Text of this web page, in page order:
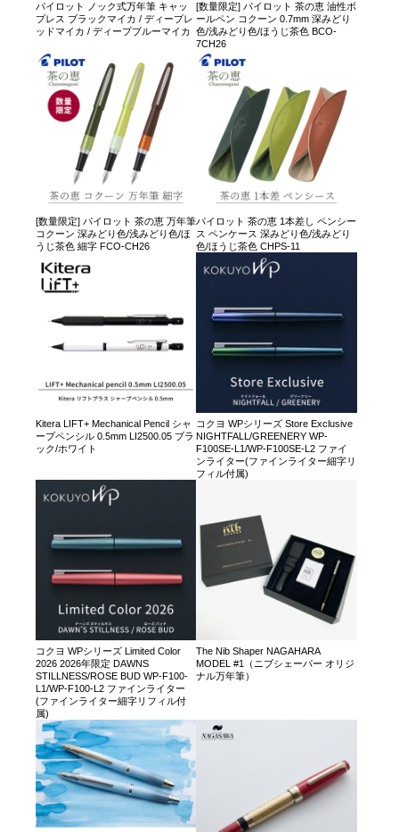
パイロット ノック式万年筆 キャッ
プレス ブラックマイカ / ディープレ
ッドマイカ / ディープブルーマイカ
[数量限定] パイロット 茶の恵 油性ボ
ールペン コクーン 0.7mm 深みどり
色/浅みどり色/ほうじ茶色 BCO-
7CH26
[数量限定] パイロット 茶の恵 万年筆
コクーン 深みどり色/浅みどり色/ほ
うじ茶色 細字 FCO-CH26
パイロット 茶の恵 1本差し ペンシー
ス ペンケース 深みどり色/浅みどり
色/ほうじ茶色 CHPS-11
Kitera LIFT+ Mechanical Pencil シャ
ープペンシル 0.5mm LI2500.05 ブラ
ック/ホワイト
コクヨ WPシリーズ Store Exclusive
NIGHTFALL/GREENERY WP-
F100SE-L1/WP-F100SE-L2 ファイ
ンライター(ファインライター細字リ
フィル付属)
コクヨ WPシリーズ Limited Color
2026 2026年限定 DAWNS
STILLNESS/ROSE BUD WP-F100-
L1/WP-F100-L2 ファインライター
(ファインライター細字リフィル付
属)
The Nib Shaper NAGAHARA
MODEL #1（ニブシェーパー オリジ
ナル万年筆）